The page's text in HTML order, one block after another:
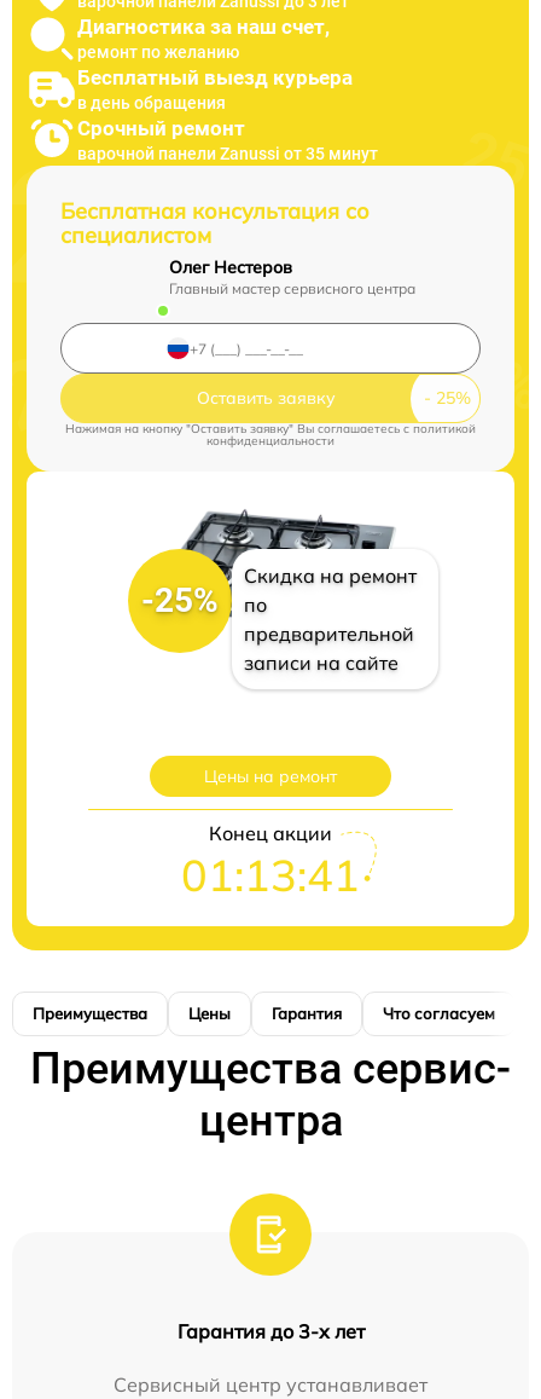
Диагностика за наш счет,
ремонт по желанию
Бесплатный выезд курьера
в день обращения
Срочный ремонт
варочной панели Zanussi от 35 минут
Бесплатная консультация со
специалистом
Олег Нестеров
Главный мастер сервисного центра
Оставить заявку
Нажимая на кнопку "Оставить заявку" Вы соглашаетесь cполитикой
конфиденциальности
-25%
Скидка на ремонт
по
предварительной
записи на сайте
Цены на ремонт
Конец акции
01:13:40
Преимущества Цены Гарантия Что согласуем
Преимущества сервис-
центра
Гарантия до 3-х лет
Сервисный центр устанавливает